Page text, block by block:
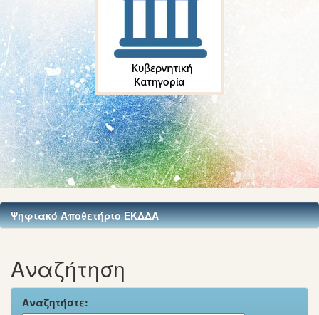
Ψηφιακό Αποθετήριο ΕΚΔΔΑ
Αναζήτηση
Αναζητήστε: